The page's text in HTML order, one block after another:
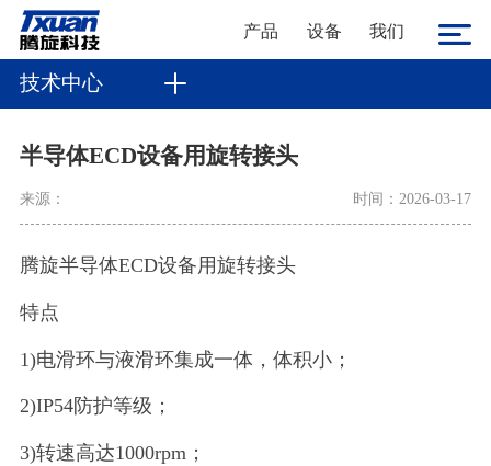
产品 设备 我们
技术中心
半导体ECD设备用旋转接头
来源： 时间：2026-03-17
腾旋半导体ECD设备用旋转接头
特点
1)电滑环与液滑环集成一体，体积小；
2)IP54防护等级；
3)转速高达1000rpm；